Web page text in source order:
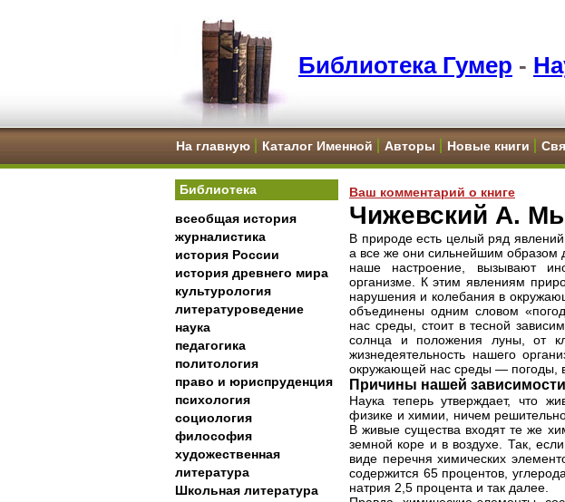
Библиотека Гумер -
На главную Каталог Именной Авторы Новые книги
Библиотека
всеобщая история
журналистика
история России
история древнего мира
культурология
литературоведение
наука
педагогика
политология
право и юриспруденция
психология
социология
философия
художественная
литература
Школьная литература
Ваш комментарий о книге
Чижевский А.
В природе есть целый ряд
а все же они сильнейшим образом
наше настроение, вызывают
организме. К этим явлениям
нарушения и колебания в
объединены одним словом
нас среды, стоит в тесной
солнца и положения луны, от
жизнедеятельность нашего
окружающей нас среды — погоды,
Причины нашей
Наука теперь утверждает, что
физике и химии, ничем
В живые существа входят те же
земной коре и в воздухе. Так,
виде перечня химических
содержится 65 процентов,
натрия 2,5 процента и так далее.